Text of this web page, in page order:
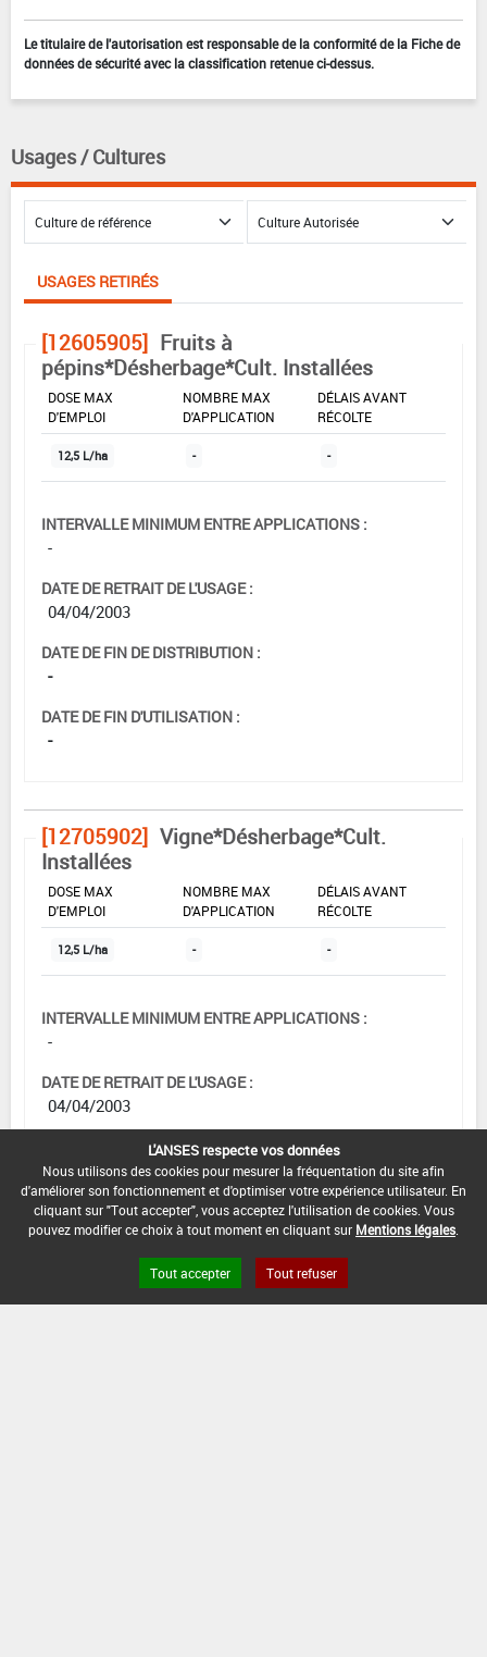
Le titulaire de l'autorisation est responsable de la conformité de la Fiche de
données de sécurité avec la classification retenue ci-dessus.
Usages / Cultures
USAGES RETIRÉS
[12605905] Fruits à
pépins*Désherbage*Cult. Installées
DOSE MAX
D'EMPLOI
NOMBRE MAX
D'APPLICATION
DÉLAIS AVANT
RÉCOLTE
12,5 L/ha - -
INTERVALLE MINIMUM ENTRE APPLICATIONS :
-
DATE DE RETRAIT DE L'USAGE :
04/04/2003
DATE DE FIN DE DISTRIBUTION :
-
DATE DE FIN D'UTILISATION :
-
[12705902] Vigne*Désherbage*Cult.
Installées
DOSE MAX
D'EMPLOI
NOMBRE MAX
D'APPLICATION
DÉLAIS AVANT
RÉCOLTE
12,5 L/ha - -
INTERVALLE MINIMUM ENTRE APPLICATIONS :
-
DATE DE RETRAIT DE L'USAGE :
04/04/2003
DATE DE FIN DE DISTRIBUTION :
-
DATE DE FIN D'UTILISATION :
-
L'ANSES respecte vos données
Nous utilisons des cookies pour mesurer la fréquentation du site afin
d'améliorer son fonctionnement et d'optimiser votre expérience utilisateur. En
cliquant sur "Tout accepter", vous acceptez l'utilisation de cookies. Vous
pouvez modifier ce choix à tout moment en cliquant sur Mentions légales
Tout accepter Tout refuser